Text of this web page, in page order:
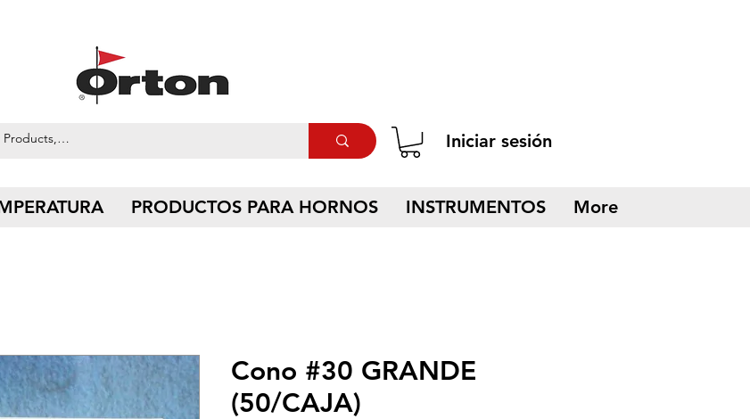
Iniciar sesión
PRODUCTOS PARA HORNOS INSTRUMENTOS More
Cono #30 GRANDE
(50/CAJA)